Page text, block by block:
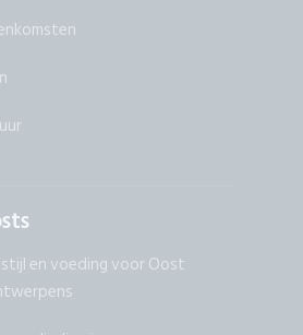
en voeding voor Oost